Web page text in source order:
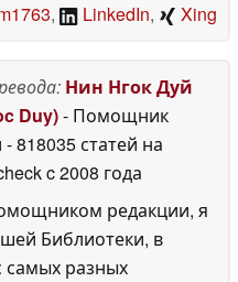
, LinkedIn, Xing
Нин Нгок Дуй
Duy)- Помощник
- 818035 статей на
c 2008 года
редакции, я
Библиотеки, в
самых разных